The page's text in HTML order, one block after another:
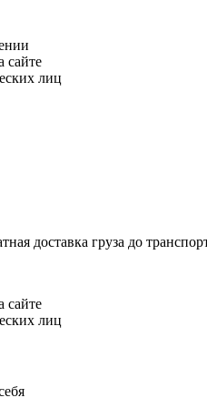
сайте
лиц
доставка груза до
сайте
лиц